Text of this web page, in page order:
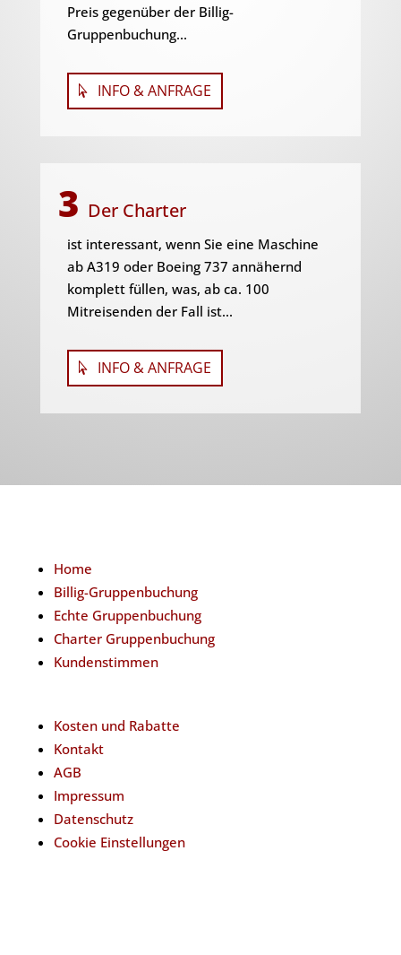
Preis gegenüber der Billig-
Gruppenbuchung...
INFO & ANFRAGE
3 Der Charter
ist interessant, wenn Sie eine Maschine
ab A319 oder Boeing 737 annähernd
komplett füllen, was, ab ca. 100
Mitreisenden der Fall ist...
INFO & ANFRAGE
Home
Billig-Gruppenbuchung
Echte Gruppenbuchung
Charter Gruppenbuchung
Kundenstimmen
Kosten und Rabatte
Kontakt
AGB
Impressum
Datenschutz
Cookie Einstellungen